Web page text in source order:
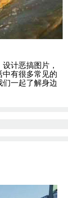
计恶搞图片，
有很多常见的
一起了解身边